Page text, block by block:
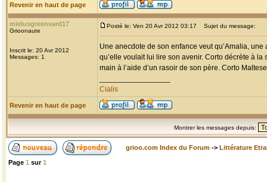
Revenir en haut de page
mielusgreenvard17
Grioonaute
Inscrit le: 20 Avr 2012
Messages: 1
Posté le: Ven 20 Avr 2012 03:17 Sujet du message:
Une anecdote de son enfance veut qu’Amalia,
qu’elle voulait lui lire son avenir. Corto décrète à
main à l’aide d’un rasoir de son père. Corto
Cialis
Revenir en haut de page
Montrer les messages depuis:
grioo.com Index du Forum -> Littérature
Page 1 sur1